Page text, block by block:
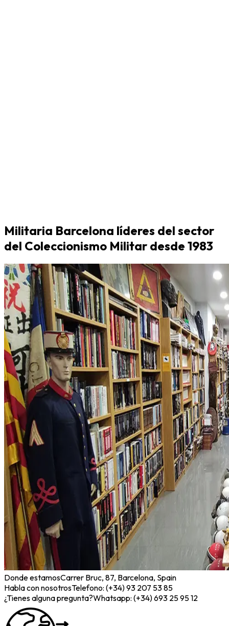
Militaria Barcelona líderes del sector
del Coleccionismo Militar desde 1983
Donde estamosCarrer Bruc, 87, Barcelona, Spain
Habla con nosotrosTelefono: (+34) 93 207 53 85
¿Tienes alguna pregunta?Whatsapp: (+34) 693 25 95 12